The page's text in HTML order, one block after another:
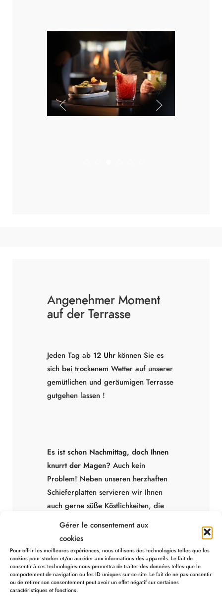
Gérer le consentement aux
cookies
Pour offrir les meilleures expériences, nous utilisons des technologies telles que les
cookies pour stocker et/ou accéder aux informations des appareils. Le fait de
consentir à ces technologies nous permettra de traiter des données telles que le
comportement de navigation ou les ID uniques sur ce site. Le fait de ne pas consentir
ou de retirer son consentement peut avoir un effet négatif sur certaines
caractéristiques et fonctions.
Angenehmer Moment
auf der Terrasse
Jeden Tag ab 12 Uhr können Sie es
sich bei trockenem Wetter auf unserer
gemütlichen und geräumigen Terrasse
gutgehen lassen !
Es ist schon Nachmittag, doch Ihnen
knurrt der Magen? Auch kein
Problem! Neben unseren herzhaften
Schieferplatten servieren wir Ihnen
auch gerne süße Köstlichkeiten, die
Sie allein oder gemeinsam mit Ihren
Nächsten am Tisch genießen können.
Schieferplatte MENÜ